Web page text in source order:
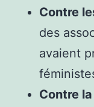
Contre
des
avaient
Contre